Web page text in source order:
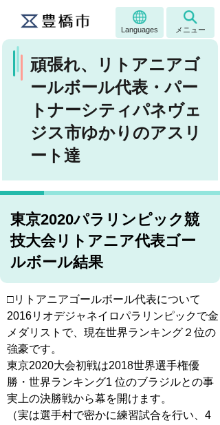
Languages メニュー
頑張れ、リトアニアゴ
ールボール代表・パー
トナーシティパネヴェ
ジス市ゆかりのアスリ
ート達
東京2020パラリンピック競
技大会リトアニア代表ゴー
ルボール結果
□リトアニアゴールボール代表について
2016リオデジャネイロパラリンピックで金
メダリストで、現在世界ランキング２位の
強豪です。
東京2020大会初戦は2018世界選手権優
勝・世界ランキング1 位のブラジルとの事
実上の決勝戦から幕を開けます。
（実は選手村で密かに練習試合を行い、4